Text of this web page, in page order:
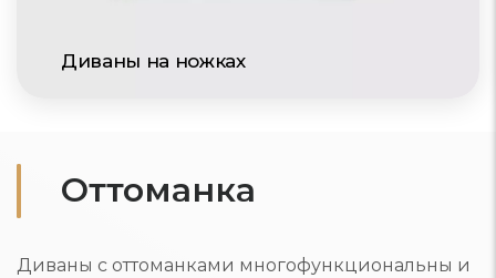
Диваны на ножках
Оттоманка
Диваны с оттоманками многофункциональны и